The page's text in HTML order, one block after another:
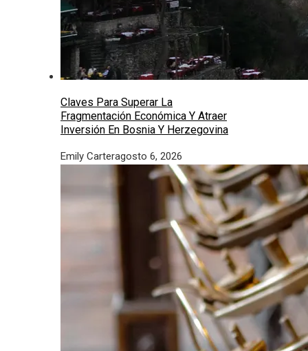
Claves Para Superar La
Fragmentación Económica Y Atraer
Inversión En Bosnia Y Herzegovina
Emily Carteragosto 6, 2026